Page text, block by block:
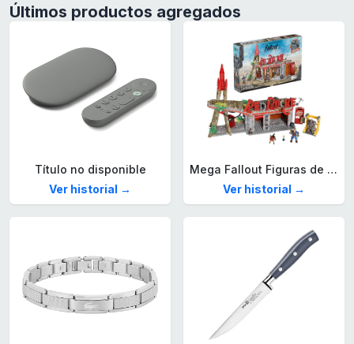
Últimos productos agregados
Título no disponible
Ver historial →
Mega Fallout Figuras de acción y Juguetes de construcción, Parada de Camiones Red Rocket con 824 Piezas, 2 Personajes articulados y Accesorios, para coleccionistas, HXT00
Ver historial →